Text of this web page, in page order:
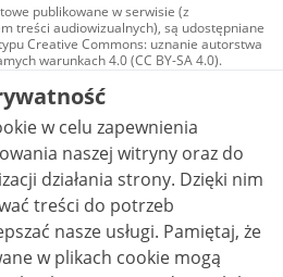
publikowane w serwisie (z
treści audiowizualnych), są udostępniane
Creative Commons: uznanie autorstwa
warunkach 4.0 (CC BY-SA 4.0).
w tym zdjęcia, materiały
są udostępniane na licencji typu
uznanie autorstwa użycie
- bez utworów zależnych 4.0 (CC BY-
o ile nie jest to stwierdzone inaczej.
w celu zapewnienia
naszej witryny oraz do
strony. Dzięki nim
treści do potrzeb
usługi. Pamiętaj, że
w plikach cookie mogą